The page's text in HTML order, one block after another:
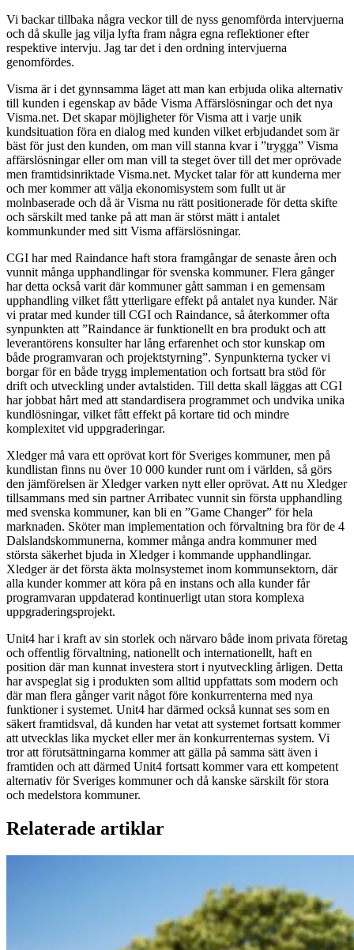
Vi backar tillbaka några veckor till de nyss genomförda intervjuerna
och då skulle jag vilja lyfta fram några egna reflektioner efter
respektive intervju. Jag tar det i den ordning intervjuerna
genomfördes.
Visma är i det gynnsamma läget att man kan erbjuda olika alternativ
till kunden i egenskap av både Visma Affärslösningar och det nya
Visma.net. Det skapar möjligheter för Visma att i varje unik
kundsituation föra en dialog med kunden vilket erbjudandet som är
bäst för just den kunden, om man vill stanna kvar i ”trygga” Visma
affärslösningar eller om man vill ta steget över till det mer oprövade
men framtidsinriktade Visma.net. Mycket talar för att kunderna mer
och mer kommer att välja ekonomisystem som fullt ut är
molnbaserade och då är Visma nu rätt positionerade för detta skifte
och särskilt med tanke på att man är störst mätt i antalet
kommunkunder med sitt Visma affärslösningar.
CGI har med Raindance haft stora framgångar de senaste åren och
vunnit många upphandlingar för svenska kommuner. Flera gånger
har detta också varit där kommuner gått samman i en gemensam
upphandling vilket fått ytterligare effekt på antalet nya kunder. När
vi pratar med kunder till CGI och Raindance, så återkommer ofta
synpunkten att ”Raindance är funktionellt en bra produkt och att
leverantörens konsulter har lång erfarenhet och stor kunskap om
både programvaran och projektstyrning”. Synpunkterna tycker vi
borgar för en både trygg implementation och fortsatt bra stöd för
drift och utveckling under avtalstiden. Till detta skall läggas att CGI
har jobbat hårt med att standardisera programmet och undvika unika
kundlösningar, vilket fått effekt på kortare tid och mindre
komplexitet vid uppgraderingar.
Xledger må vara ett oprövat kort för Sveriges kommuner, men på
kundlistan finns nu över 10 000 kunder runt om i världen, så görs
den jämförelsen är Xledger varken nytt eller oprövat. Att nu Xledger
tillsammans med sin partner Arribatec vunnit sin första upphandling
med svenska kommuner, kan bli en ”Game Changer” för hela
marknaden. Sköter man implementation och förvaltning bra för de 4
Dalslandskommunerna, kommer många andra kommuner med
största säkerhet bjuda in Xledger i kommande upphandlingar.
Xledger är det första äkta molnsystemet inom kommunsektorn, där
alla kunder kommer att köra på en instans och alla kunder får
programvaran uppdaterad kontinuerligt utan stora komplexa
uppgraderingsprojekt.
Unit4 har i kraft av sin storlek och närvaro både inom privata företag
och offentlig förvaltning, nationellt och internationellt, haft en
position där man kunnat investera stort i nyutveckling årligen. Detta
har avspeglat sig i produkten som alltid uppfattats som modern och
där man flera gånger varit något före konkurrenterna med nya
funktioner i systemet. Unit4 har därmed också kunnat ses som en
säkert framtidsval, då kunden har vetat att systemet fortsatt kommer
att utvecklas lika mycket eller mer än konkurrenternas system. Vi
tror att förutsättningarna kommer att gälla på samma sätt även i
framtiden och att därmed Unit4 fortsatt kommer vara ett kompetent
alternativ för Sveriges kommuner och då kanske särskilt för stora
och medelstora kommuner.
Relaterade artiklar